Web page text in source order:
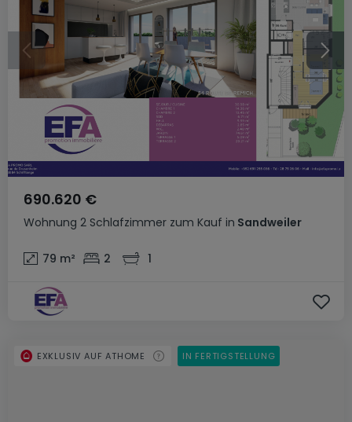
Wohnung 2 Schlafzimmer zum Kauf in Sandweiler
690.620 €
79 m² 2 1
EXKLUSIV AUF ATHOME IN FERTIGSTELLUNG